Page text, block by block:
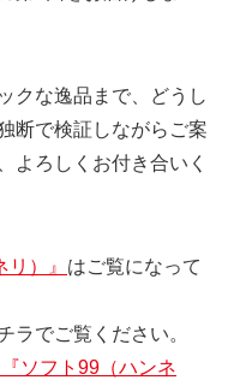
クな逸品まで、どうし
断で検証しながらご案
よろしくお付き合いく
）』 はご覧になって
ラでご覧ください。
ソフト99（ハンネ